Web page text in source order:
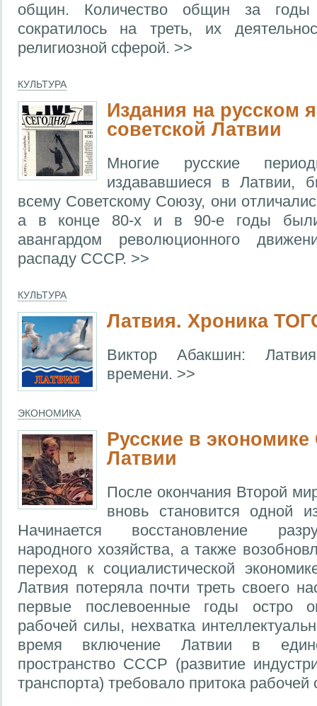
общин. Количество общин за годы
сократилось на треть, их
религиозной сферой. >>
КУЛЬТУРА
Издания на русском
советской Латвии
Многие русские
издававшиеся в Латвии,
всему Советскому Союзу, они
а в конце 80-х и в 90-е годы
авангардом революционного
распаду СССР. >>
КУЛЬТУРА
Латвия. Хроника
Виктор Абакшин:
времени. >>
ЭКОНОМИКА
Русские в экономике
Латвии
После окончания Второй
вновь становится одной
Начинается восстановление
народного хозяйства, а также
переход к социалистической
Латвия потеряла почти треть своего
первые послевоенные годы остро
рабочей силы, нехватка
время включение Латвии в
пространство СССР (развитие
транспорта) требовало притока